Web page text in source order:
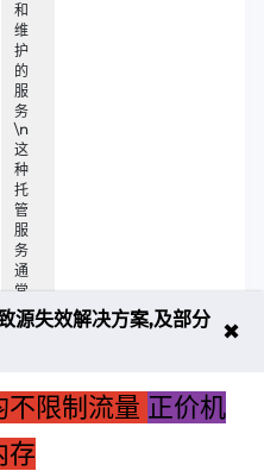
和
维
护
的
服
务
\n
这
种
托
管
服
务
通
常
由
电
供
商
供
源失效解决方案,及部分 ✖
不限制流量 正价机
存